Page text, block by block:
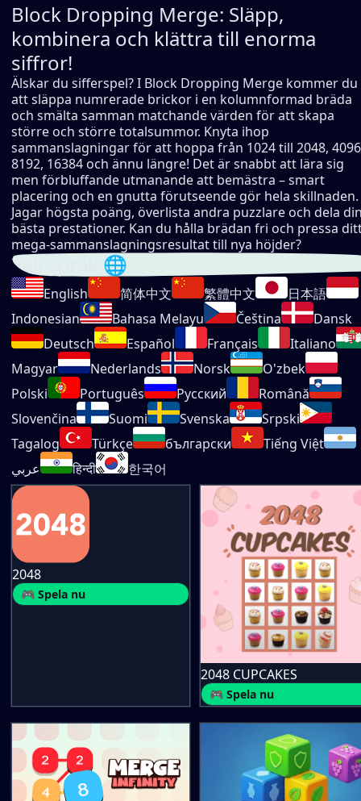
Block Dropping Merge: Släpp,
kombinera och klättra till enorma
siffror!
Älskar du sifferspel? I Block Dropping Merge kommer du
att släppa numrerade brickor i en kolumnformad bräda
och smälta samman matchande värden för att skapa
större och större totalsummor. Knyta ihop
sammanslagningar för att hoppa från 1024 till 2048,
8192, 16384 och ännu längre! Det är snabbt att lära sig
men förbluffande utmanande att bemästra – smart
placering och en gnutta förutseende gör hela skillnaden.
Jagar högsta poäng, överlista andra puzzlare och dela
bästa prestationer. Kan du hålla brädan fri och pressa
mega-sammanslagningsresultat till nya höjder?
Välj språk 🌐
English 简体中文 繁體中文
日本語
Indonesian
Bahasa Melayu Čeština
Dansk
Deutsch
Español Français
Italiano
Magyar
Nederlands Norsk
O'zbek
Polski
Português Русский
Română
Slovenčina
Suomi Svenska
Srpski
Tagalog
Türkçe български
Tiếng Việt
عربي
हिन्दी 한국어
2048
🎮 Spela nu
2048 CUPCAKES
🎮 Spela nu